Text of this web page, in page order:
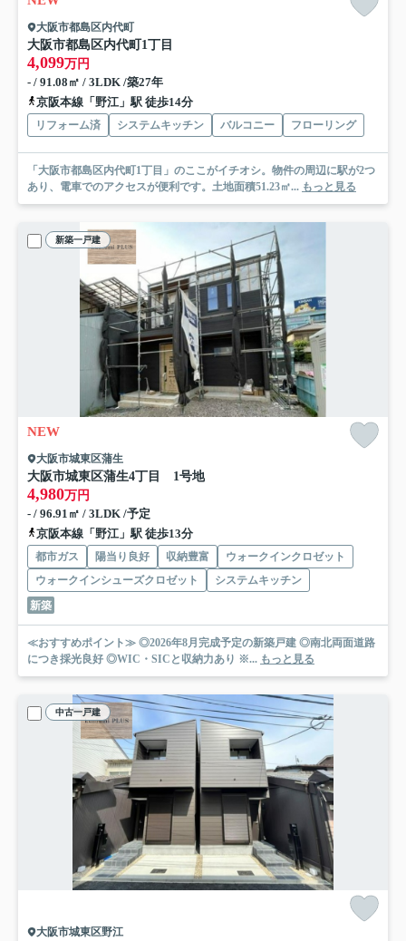
大阪市都島区内代町
大阪市都島区内代町1丁目
4,099万円
- / 91.08㎡ / 3LDK /築27年
京阪本線「野江」駅 徒歩14分
リフォーム済 システムキッチン バルコニー フローリング
「大阪市都島区内代町1丁目」のここがイチオシ。物件の周辺に駅が2つ
あり、電車でのアクセスが便利です。土地面積51.23㎡... もっと見る
新築一戸建
NEW
大阪市城東区蒲生
大阪市城東区蒲生4丁目 1号地
4,980万円
- / 96.91㎡ / 3LDK /予定
京阪本線「野江」駅 徒歩13分
都市ガス 陽当り良好 収納豊富
ウォークインクロゼット
ウォークインシューズクロゼット
システムキッチン
新築
≪おすすめポイント≫ ◎2026年8月完成予定の新築戸建 ◎南北両面道路
につき採光良好 ◎WIC・SICと収納力あり ※... もっと見る
中古一戸建
大阪市城東区野江